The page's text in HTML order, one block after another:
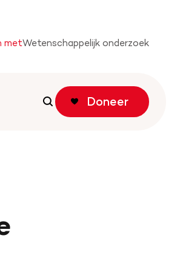
metWetenschappelijk onderzoek
Zoeken
Doneer